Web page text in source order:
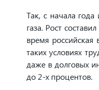
Так, с начала
газа. Рост
время
таких условиях
даже в долговых
до 2-х процентов.